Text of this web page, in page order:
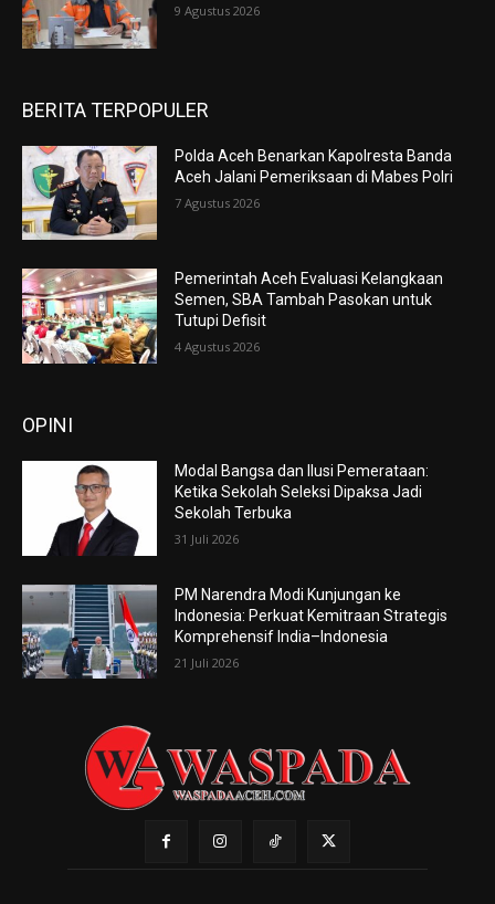
9 Agustus 2026
BERITA TERPOPULER
Polda Aceh Benarkan Kapolresta Banda
Aceh Jalani Pemeriksaan di Mabes Polri
7 Agustus 2026
Pemerintah Aceh Evaluasi Kelangkaan
Semen, SBA Tambah Pasokan untuk
Tutupi Defisit
4 Agustus 2026
OPINI
Modal Bangsa dan Ilusi Pemerataan:
Ketika Sekolah Seleksi Dipaksa Jadi
Sekolah Terbuka
31 Juli 2026
PM Narendra Modi Kunjungan ke
Indonesia: Perkuat Kemitraan Strategis
Komprehensif India–Indonesia
21 Juli 2026